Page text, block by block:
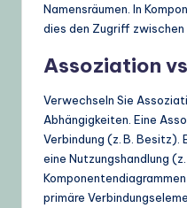
Namensräumen. In
dies den Zugriff zwischen
Assoziation
Verwechseln Sie
Abhängigkeiten. Eine
Verbindung (z. B. Besitz).
eine Nutzungshandlung
primäre